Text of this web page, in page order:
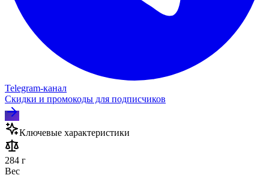
Telegram‑канал
Скидки и промокоды для подписчиков
Ключевые характеристики
284 г
Вес